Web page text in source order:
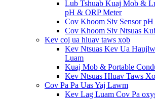
Lub Tshuab Kuaj Mob &
pH & ORP Meter
Cov Khoom Siv Sensor
Cov Khoom Siv Ntsuas
Kev coj ua hluav taws xob
Kev Ntsuas Kev Ua
Luam
Kuaj Mob & Portable
Kev Ntsuas Hluav Taws
Cov Pa Pa Uas Yaj Lawm
Kev Lag Luam Cov Pa